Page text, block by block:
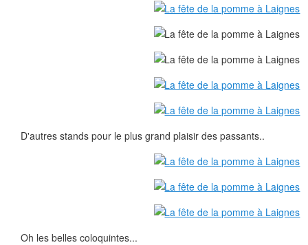
D'autres stands pour le plus grand plaisir des passants..
Oh les belles coloquintes...